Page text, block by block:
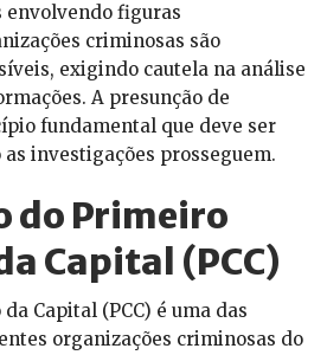
envolvendo figuras
criminosas são
exigindo cautela na análise
A presunção de
fundamental que deve ser
investigações prosseguem.
do Primeiro
Capital (PCC)
Capital (PCC) é uma das
organizações criminosas do